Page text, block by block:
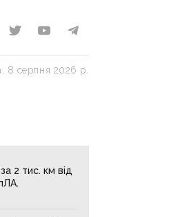
8 серпня 2026 р.
2 тис. км від